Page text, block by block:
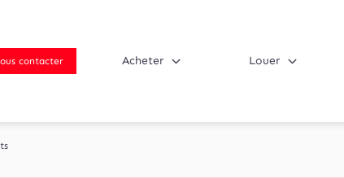
contacter Acheter Louer